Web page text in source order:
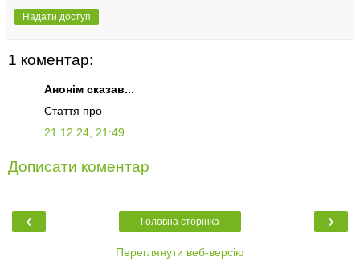
Надати доступ
1 коментар:
Анонім сказав...
Стаття про
21.12.24, 21:49
Дописати коментар
‹ ›
Головна сторінка
Переглянути веб-версію